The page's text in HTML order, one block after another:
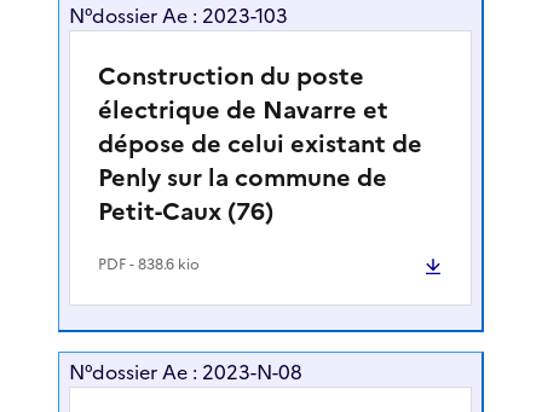
N°dossier Ae : 2023-103
Construction du poste
électrique de Navarre et
dépose de celui existant de
Penly sur la commune de
Petit-Caux (76)
PDF- 838.6 kio
N°dossier Ae : 2023-N-08